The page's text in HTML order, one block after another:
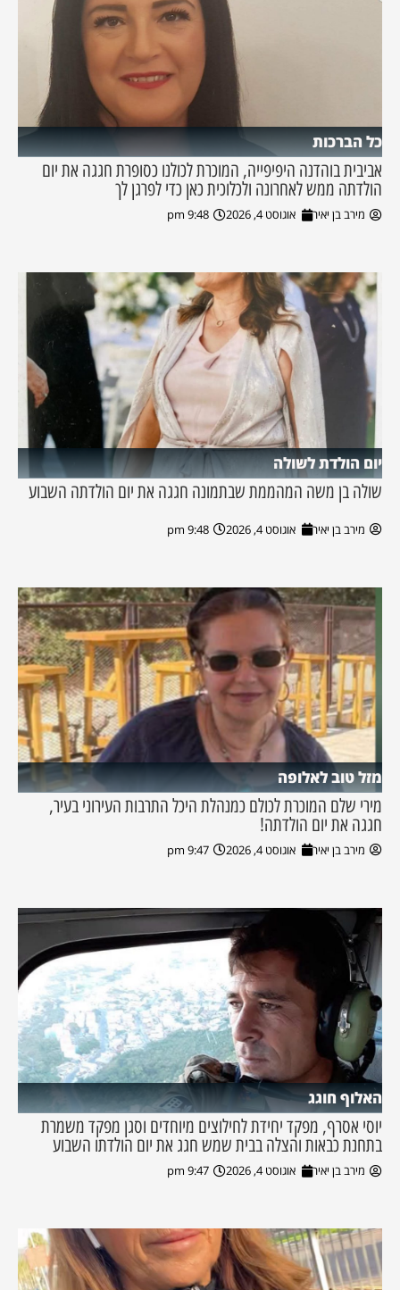
כל הברכות
אביבית בוהדנה היפיפייה, המוכרת לכולנו כסופרת חגגה את יום
הולדתה ממש לאחרונה ולכלוכית כאן כדי לפרגן לך
מירב בן יאיר אוגוסט 4, 2026 9:48 pm
יום הולדת לשולה
שולה בן משה המהממת שבתמונה חגגה את יום הולדתה השבוע
מירב בן יאיר אוגוסט 4, 2026 9:48 pm
מזל טוב לאלופה
מירי שלם המוכרת לכולם כמנהלת היכל התרבות העירוני בעיר,
חגגה את יום הולדתה!
מירב בן יאיר אוגוסט 4, 2026 9:47 pm
האלוף חוגג
יוסי אסרף, מפקד יחידת לחילוצים מיוחדים וסגן מפקד משמרת
בתחנת כבאות והצלה בבית שמש חגג את יום הולדתו השבוע
מירב בן יאיר אוגוסט 4, 2026 9:47 pm